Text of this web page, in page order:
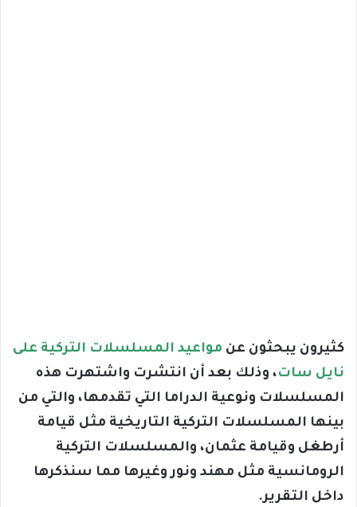
كثيرون يبحثون عن مواعيد المسلسلات التركية على
نايل سات، وذلك بعد أن انتشرت واشتهرت هذه
المسلسلات ونوعية الدراما التي تقدمها، والتي من
بينها المسلسلات التركية التاريخية مثل قيامة
أرطغل وقيامة عثمان، والمسلسلات التركية
الرومانسية مثل مهند ونور وغيرها مما سنذكرها
داخل التقرير.